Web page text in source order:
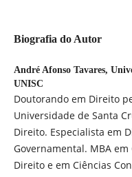
Biografia do Autor
André Afonso Tavares,
UNISC
Doutorando em Direito
Universidade de Santa
Direito. Especialista em
Governamental. MBA
Direito e em Ciências